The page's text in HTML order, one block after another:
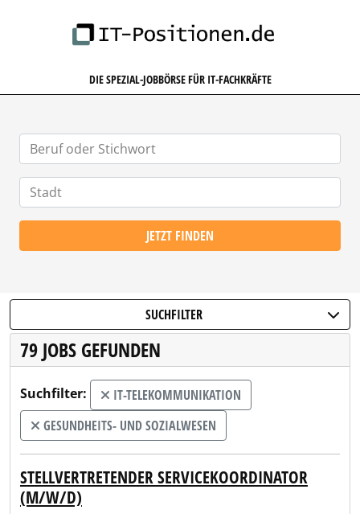
DIE SPEZIAL-JOBBÖRSE FÜR IT-FACHKRÄFTE
JETZT FINDEN
SUCHFILTER
79 JOBS GEFUNDEN
Suchfilter:
IT-TELEKOMMUNIKATION
GESUNDHEITS- UND SOZIALWESEN
STELLVERTRETENDER SERVICEKOORDINATOR
(M/W/D)